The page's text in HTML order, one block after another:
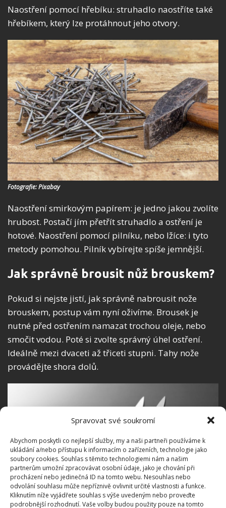
Spravovat své soukromí
Abychom poskytli co nejlepší služby, my a naši partneři používáme k
ukládání a/nebo přístupu k informacím o zařízeních, technologie jako
soubory cookies. Souhlas s těmito technologiemi nám a našim
partnerům umožní zpracovávat osobní údaje, jako je chování při
procházení nebo jedinečná ID na tomto webu. Nesouhlas nebo
odvolání souhlasu může nepříznivě ovlivnit určité vlastnosti a funkce.
Kliknutím níže vyjádřete souhlas s výše uvedeným nebo proveďte
podrobnější rozhodnutí. Vaše volby budou použity pouze na tomto
Naostření pomocí hřebíku: struhadlo naostříte také
hřebíkem, který lze protáhnout jeho otvory.
Fotografie: Pixabay
Naostření smirkovým papírem: je jedno jakou zvolíte
hrubost. Postačí jím přetřít struhadlo a ostření je
hotové. Naostření pomocí pilníku, nebo lžíce: i tyto
metody pomohou. Pilník vybírejte spíše jemnější.
Jak správně brousit nůž brouskem?
Pokud si nejste jistí, jak správně nabrousit nože
brouskem, postup vám nyní oživíme. Brousek je
nutné před ostřením namazat trochou oleje, nebo
smočit vodou. Poté si zvolte správný úhel ostření.
Ideálně mezi dvaceti až třiceti stupni. Tahy nože
provádějte shora dolů.